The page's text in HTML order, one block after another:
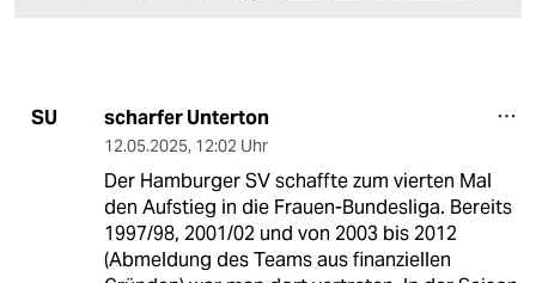
SU scharfer Unterton
12.05.2025, 12:02 Uhr
Der Hamburger SV schaffte zum vierten Mal
den Aufstieg in die Frauen-Bundesliga. Bereits
1997/98, 2001/02 und von 2003 bis 2012
(Abmeldung des Teams aus finanziellen